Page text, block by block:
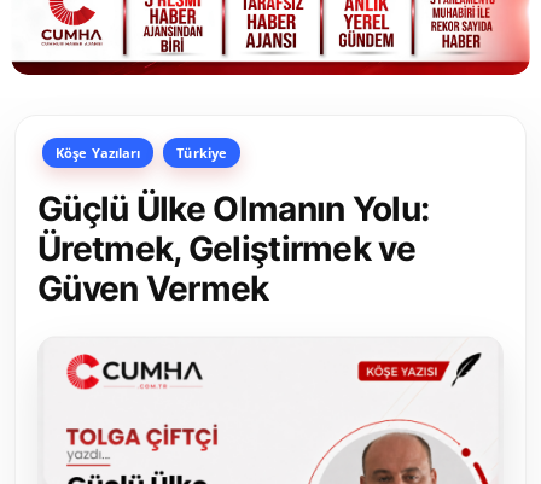
Bakanlıklar
Siyasi Partiler
Yerel Yönetimler
Mülki İdare
Kamu Kurumları ve Üst Kurullar
Köşe Yazıları Türkiye
Güçlü Ülke Olmanın Yolu:
Üretmek, Geliştirmek ve
Güven Vermek